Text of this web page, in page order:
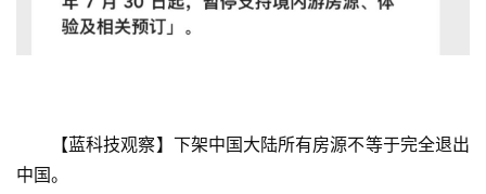
【蓝科技观察】下架中国大陆所有房源不等于完全退出
中国。